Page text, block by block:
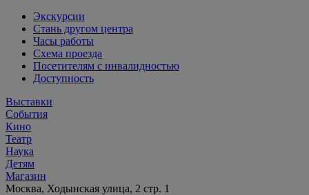
Экскурсии
Стань другом центра
Часы работы
Схема проезда
Посетителям с инвалидностью
Доступность
Выставки
События
Кино
Театр
Наука
Детям
Магазин
Москва, Ходынская улица, 2 стр. 1